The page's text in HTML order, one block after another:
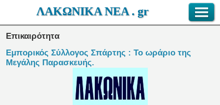
ΛΑΚΩΝΙΚΑ ΝΕΑ . gr
Επικαιρότητα
Εμπορικός Σύλλογος Σπάρτης : Το ωράριο της
Μεγάλης Παρασκευής.